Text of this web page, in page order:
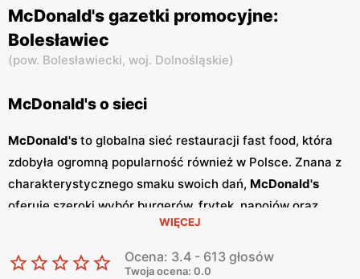
McDonald's gazetki promocyjne:
Bolesławiec
(pow. Bolesławiecki, woj. Dolnośląskie)
McDonald's o sieci
McDonald's to globalna sieć restauracji fast food, która
zdobyła ogromną popularność również w Polsce. Znana z
charakterystycznego smaku swoich dań, McDonald's
oferuje szeroki wybór burgerów, frytek, napojów oraz
deserów, które zaspokajają gusta nawet najbardziej
wymagających klientów. Restauracje
McDonald's
doskonałe miejsce na szybki posiłek w przyjaznej
WIĘCEJ
Ocena: 3.4 - 613 głosów
Twoja ocena: 0.0